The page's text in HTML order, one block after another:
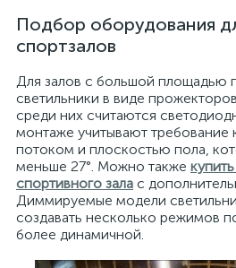
Подбор оборудования
спортзалов
Для залов с большой площадью
светильники в виде
среди них считаются
монтаже учитывают требование
потоком и плоскостью пола,
меньше 27°. Можно также
спортивного зала с
Диммируемые модели
создавать несколько режимов
более динамичной.